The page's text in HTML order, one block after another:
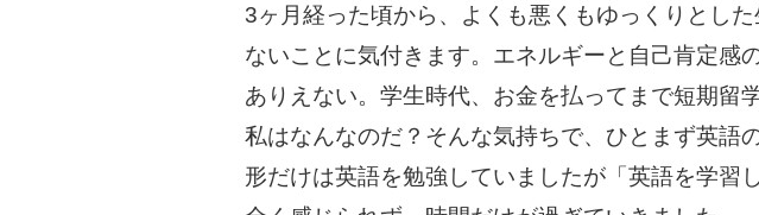
3ヶ月経った頃から、よくも悪くもゆっくりとし
ないことに気付きます。エネルギーと自己肯定感
ありえない。学生時代、お金を払ってまで短期留
私はなんなのだ？そんな気持ちで、ひとまず英語
形だけは英語を勉強していましたが「英語を学習